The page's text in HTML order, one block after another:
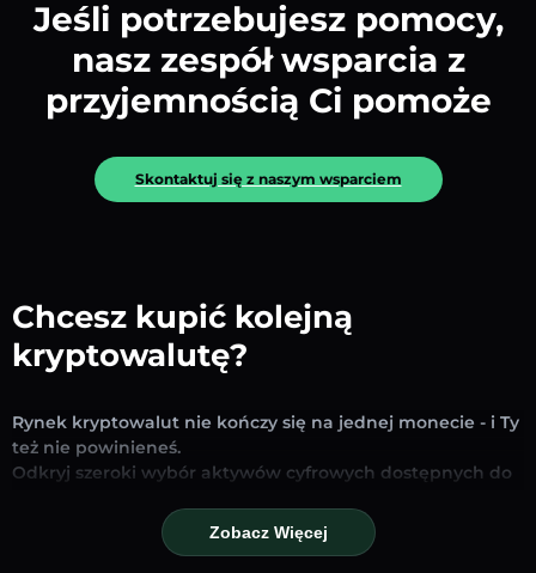
Jeśli potrzebujesz pomocy,
nasz zespół wsparcia z
przyjemnością Ci pomoże
Skontaktuj się z naszym wsparciem
Chcesz kupić kolejną
kryptowalutę?
Rynek kryptowalut nie kończy się na jednej monecie - i Ty
też nie powinieneś.
Odkryj szeroki wybór aktywów cyfrowych dostępnych do
tego, czy szukasz uznanych stablecoinów, obiecujących
altcoinów czy nowych trendujących tokenów – znajdziesz
Zobacz Więcej